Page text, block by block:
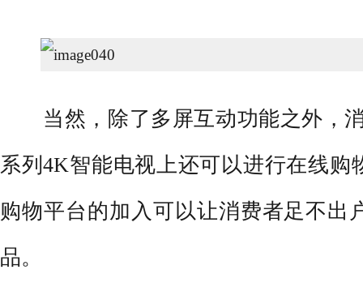
当然，除了多屏互动功能之外，消
系列4K智能电视上还可以进行在线购
购物平台的加入可以让消费者足不出
品。